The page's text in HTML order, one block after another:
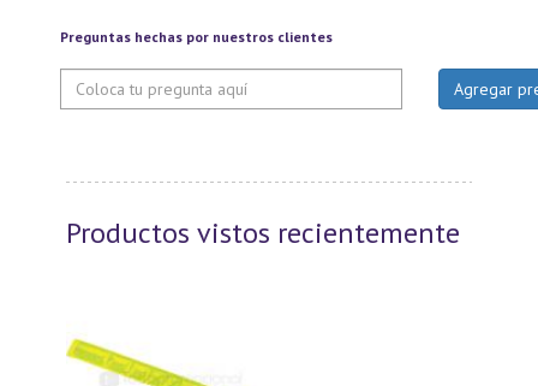
Preguntas hechas por nuestros clientes
Productos vistos recientemente